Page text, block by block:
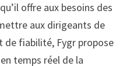
offre aux besoins des
aux dirigeants de
de fiabilité, Fygr propose
temps réel de la